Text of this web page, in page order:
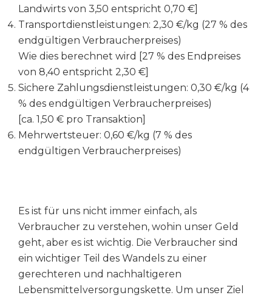
Landwirts von 3,50 entspricht 0,70 €]
Transportdienstleistungen: 2,30 €/kg (27 % des
endgültigen Verbraucherpreises)
Wie dies berechnet wird [27 % des Endpreises
von 8,40 entspricht 2,30 €]
Sichere Zahlungsdienstleistungen: 0,30 €/kg (4
% des endgültigen Verbraucherpreises)
[ca. 1,50 € pro Transaktion]
Mehrwertsteuer: 0,60 €/kg (7 % des
endgültigen Verbraucherpreises)
Es ist für uns nicht immer einfach, als
Verbraucher zu verstehen, wohin unser Geld
geht, aber es ist wichtig. Die Verbraucher sind
ein wichtiger Teil des Wandels zu einer
gerechteren und nachhaltigeren
Lebensmittelversorgungskette. Um unser Ziel